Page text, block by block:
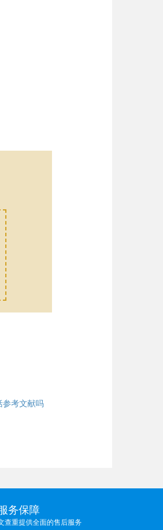
考文献吗？
务保障
查重提供全面的售后服务